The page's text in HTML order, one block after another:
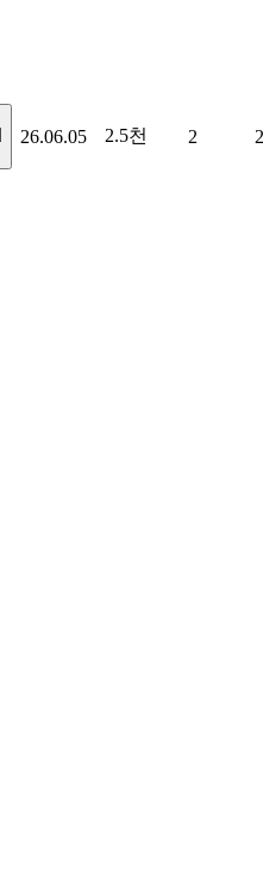
26.06.05 2.5천 2 2